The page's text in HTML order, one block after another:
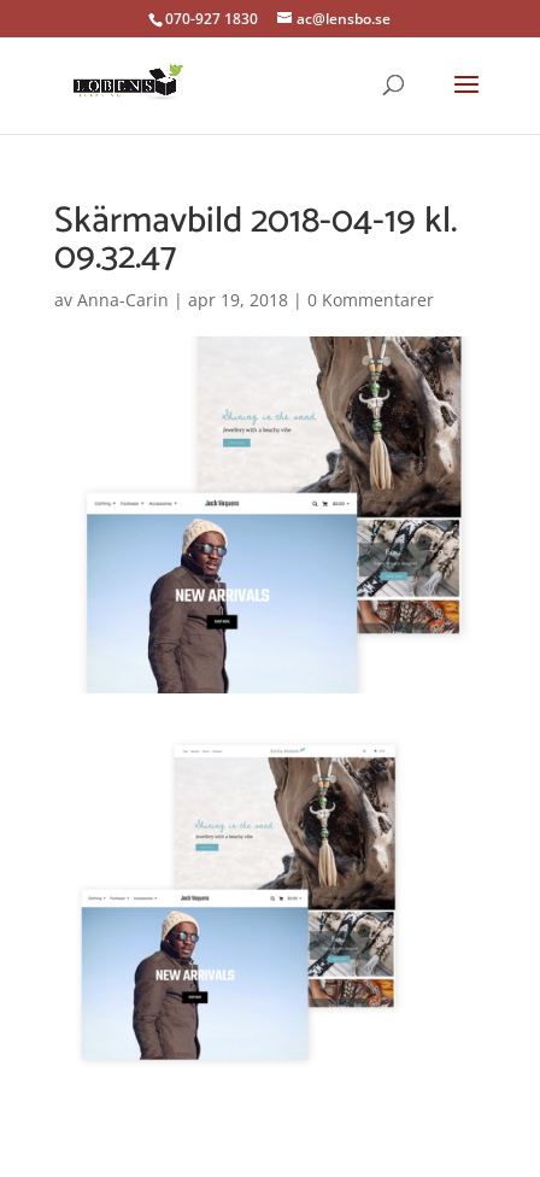
070-927 1830 ac@lensbo.se
Skärmavbild 2018-04-19 kl.
09.32.47
av Anna-Carin | apr 19, 2018| 0 Kommentarer